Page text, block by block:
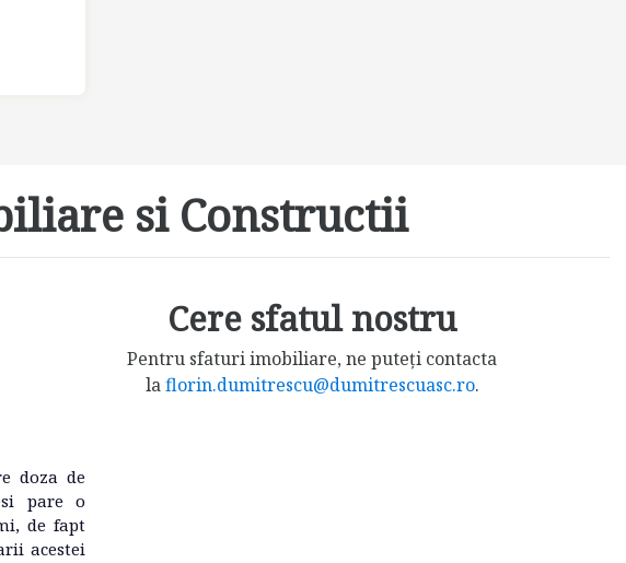
si Constructii
doza de
pare o
de fapt
acestei
Cere sfatul nostru
Pentru sfaturi imobiliare, ne puteți contacta
laflorin.dumitrescu@dumitrescuasc.ro.